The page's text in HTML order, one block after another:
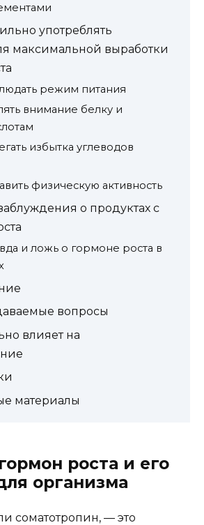
употреблять
максимальной выработки
режим питания
внимание белку и
избытка углеводов
физическую активность
о продуктах с
и ложь о гормоне роста в
вопросы
влияет на
материалы
роста и его
организма
соматотропин, — это